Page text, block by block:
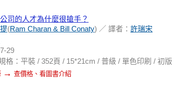
司的人才為什麼很搶手？
(Ram Charan & Bill Conaty) ／ 譯者： 許瑞宋
29
：平裝 / 352頁 / 15*21cm / 普級 / 單色印刷 / 初版
→ 查價格、看圖書介紹